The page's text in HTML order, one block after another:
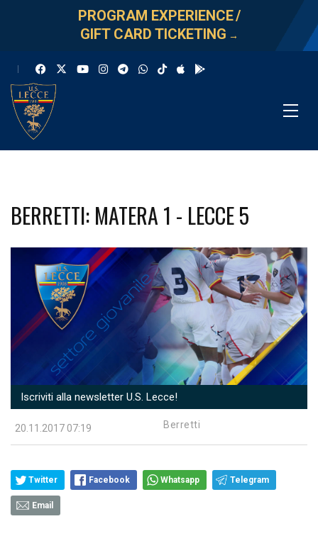
PROGRAM EXPERIENCE/
GIFT CARD TICKETING →
BERRETTI: MATERA 1 - LECCE 5
Iscriviti alla newsletter U.S. Lecce!
20.11.2017 07:19 Berretti
Twitter Facebook Whatsapp Telegram
Email